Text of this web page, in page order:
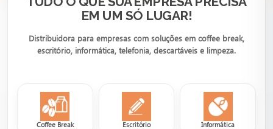
EM UM SÓ LUGAR!
Distribuidora para empresas com soluções em coffee break,
escritório, informática, telefonia, descartáveis e limpeza.
Coffee Break Escritório Informática